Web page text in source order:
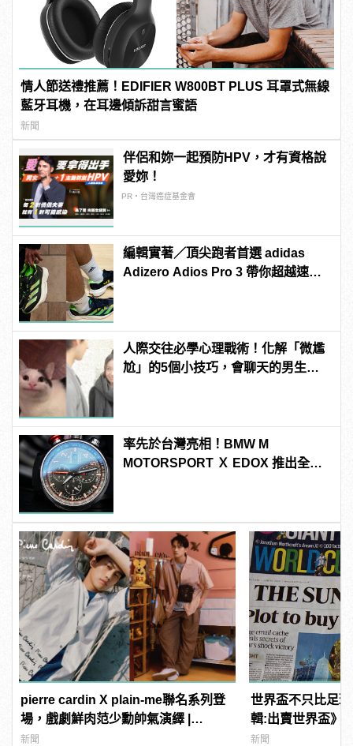
情人節送禮推薦！EDIFIER W800BT PLUS 耳罩式無線
藍牙耳機，在耳邊傾訴甜言蜜語
新聞
伴侶和妳一起預防HPV，才有資格說
愛妳！
PR・台灣癌症基金會
編輯實著／頂尖跑者首選 adidas
Adizero Adios Pro 3 帶你超越速度
人際交往必學心理戰術！化解「微尷
尬」的5個小技巧，會聊天的男生更
率先於台灣亮相！BMW M
MOTORSPORT Ｘ EDOX 推出全新
pierre cardin X plain-me聯名系列登
場，戲劇鮮肉范少勳帥氣演繹 |
manfashion這樣變型男
新聞
世界盃不只比足
輯:出賣世界盃》
新聞